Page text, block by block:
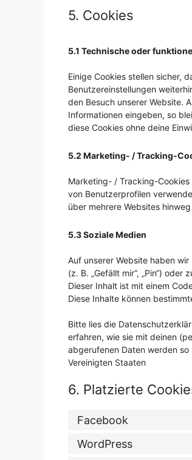
5. Cookies
5.1 Technische oder
Einige Cookies stellen sicher,
Benutzereinstellungen
den Besuch unserer Website.
Informationen eingeben, so
diese Cookies ohne deine
5.2 Marketing- / Tracking-
Marketing- / Tracking-Cookies
von Benutzerprofilen
über mehrere Websites
5.3 Soziale Medien
Auf unserer Website haben
(z. B. „Gefällt mir“, „Pin“)
Dieser Inhalt ist mit einem
Diese Inhalte können
Bitte lies die
erfahren, wie sie mit deinen
abgerufenen Daten werden
Vereinigten Staaten
6. Platzierte
Facebook
WordPress